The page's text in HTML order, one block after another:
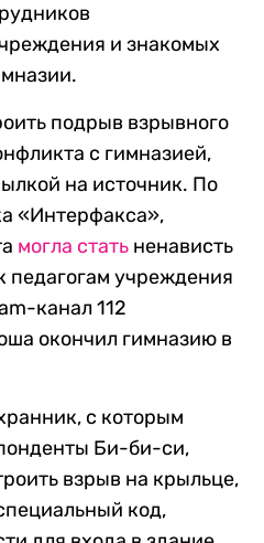
и знакомых
подрыв взрывного
с гимназией,
на источник. По
«Интерфакса»,
могла стать ненависть
педагогам учреждения
канал 112
окончил гимназию в
с которым
Би-би-си,
взрыв на крыльце,
код,